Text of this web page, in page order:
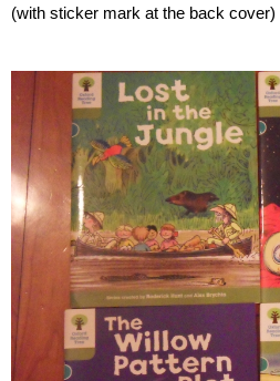
(with sticker mark at the back cover)